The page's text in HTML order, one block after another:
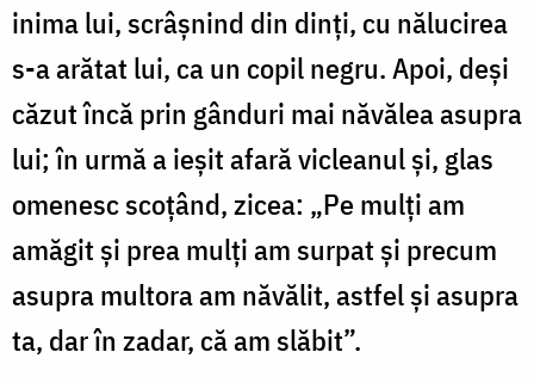
inima lui, scrâșnind din dinți, cu nălucirea
s-a arătat lui, ca un copil negru. Apoi, deși
căzut încă prin gân­duri mai năvălea asupra
lui; în urmă a ieșit afară vicleanul și, glas
ome­nesc scoțând, zicea: „Pe mulți am
amăgit și prea mulți am surpat și precum
asupra mul­to­ra am năvălit, astfel și asupra
ta, dar în zadar, că am slăbit”.